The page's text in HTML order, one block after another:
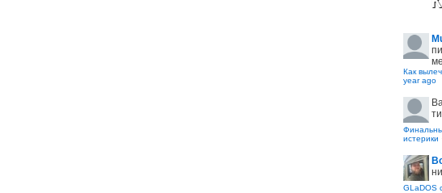
Как
year ago
истерики
GLaDOS